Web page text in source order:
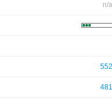
n/a
552
481